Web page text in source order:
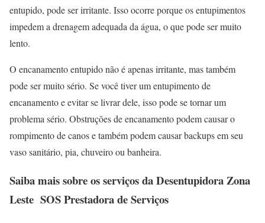
entupido, pode ser irritante. Isso ocorre porque os entupimentos
impedem a drenagem adequada da água, o que pode ser muito
lento.
O encanamento entupido não é apenas irritante, mas também
pode ser muito sério. Se você tiver um entupimento de
encanamento e evitar se livrar dele, isso pode se tornar um
problema sério. Obstruções de encanamento podem causar o
rompimento de canos e também podem causar backups em seu
vaso sanitário, pia, chuveiro ou banheira.
Saiba mais sobre os serviços daDesentupidora Zona
Leste SOS Prestadora de Serviços